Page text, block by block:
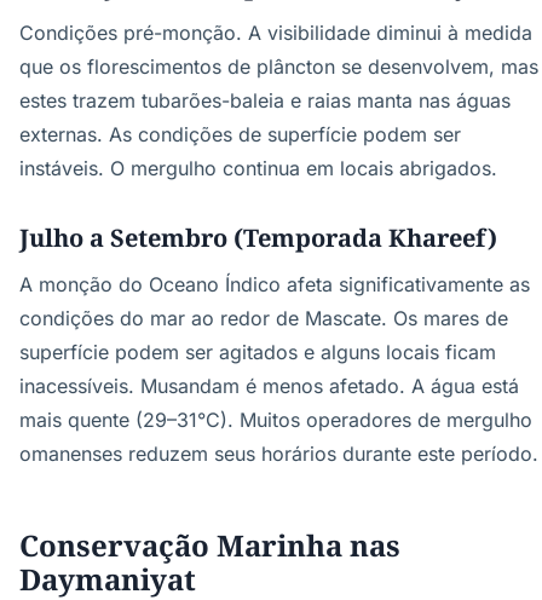
Condições pré-monção. A visibilidade diminui à medida
que os florescimentos de plâncton se desenvolvem, mas
estes trazem tubarões-baleia e raias manta nas águas
externas. As condições de superfície podem ser
instáveis. O mergulho continua em locais abrigados.
Julho a Setembro (Temporada Khareef)
A monção do Oceano Índico afeta significativamente as
condições do mar ao redor de Mascate. Os mares de
superfície podem ser agitados e alguns locais ficam
inacessíveis. Musandam é menos afetado. A água está
mais quente (29–31°C). Muitos operadores de mergulho
omanenses reduzem seus horários durante este período.
Conservação Marinha nas
Daymaniyat